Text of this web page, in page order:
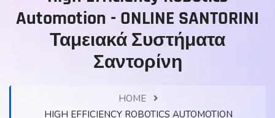
Automotion - ONLINE SANTORINI
Ταμειακά Συστήματα
Σαντορίνη
HOME
HIGH EFFICIENCY ROBOTICS AUTOMOTION